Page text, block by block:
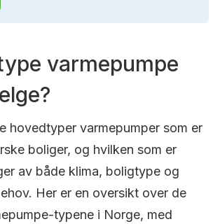
varmepumpe
hovedtyper varmepumper som er
boliger, og hvilken som er
av både klima, boligtype og
Her er en oversikt over de
typene i Norge, med